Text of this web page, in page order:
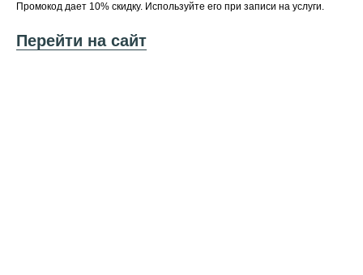
Промокод дает 10% скидку. Используйте его при записи на услуги.
Перейти на сайт